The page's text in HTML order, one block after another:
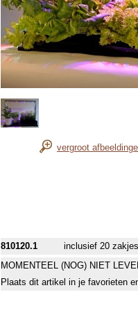
vergroot
810120.1
inclusief 20
MOMENTEEL (NOG) NIET
Plaats dit artikel in je favorieten